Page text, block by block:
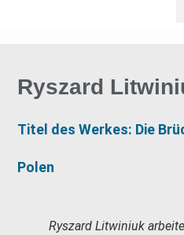
Ryszard
Titel des Werkes: Die
Polen
Ryszard Litwiniuk